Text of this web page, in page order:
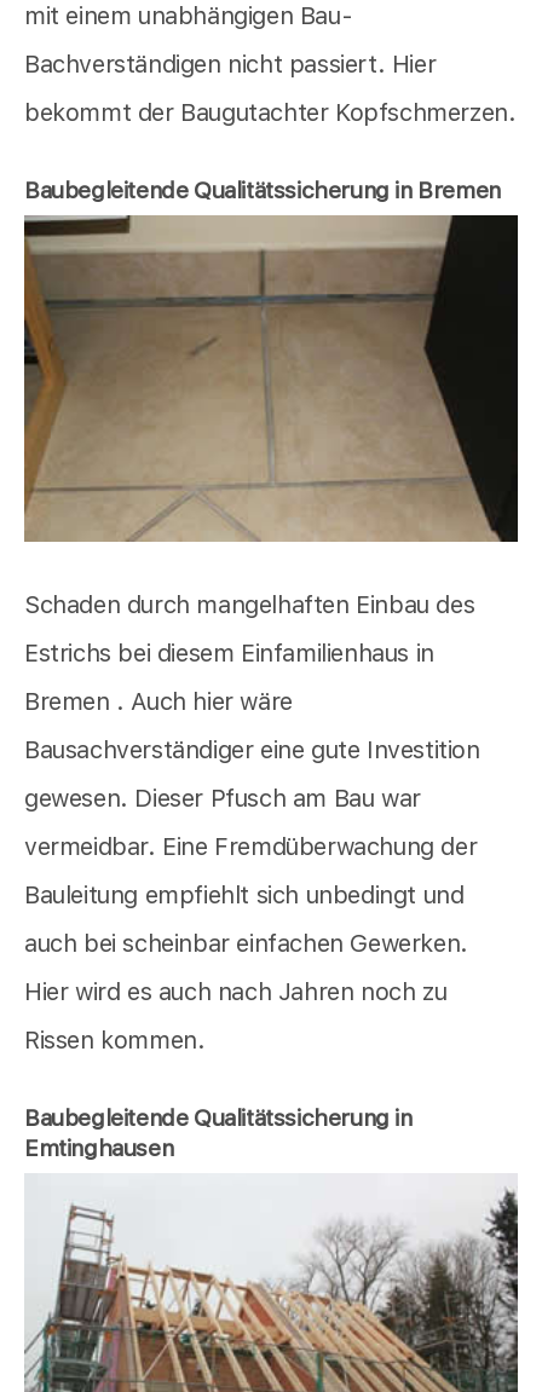
mit einem unabhängigen Bau-
Bachverständigen nicht passiert. Hier
bekommt der Baugutachter Kopfschmerzen.
Baubegleitende Qualitätssicherung in Bremen
Schaden durch mangelhaften Einbau des
Estrichs bei diesem Einfamilienhaus in
Bremen . Auch hier wäre
Bausachverständiger eine gute Investition
gewesen. Dieser Pfusch am Bau war
vermeidbar. Eine Fremdüberwachung der
Bauleitung empfiehlt sich unbedingt und
auch bei scheinbar einfachen Gewerken.
Hier wird es auch nach Jahren noch zu
Rissen kommen.
Baubegleitende Qualitätssicherung in
Emtinghausen